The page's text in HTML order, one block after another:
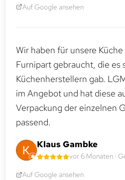
Auf Google ansehen
Wir haben für unsere
Furnipart gebraucht, die es
Küchenherstellern gab.
im Angebot und hat diese
Verpackung der einzelnen
passend.
Klaus Gambke
vor 6 Monaten ·
Auf Google ansehen